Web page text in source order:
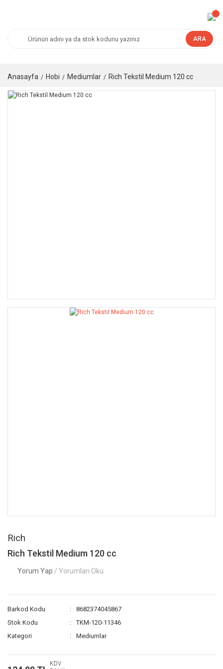
ARA
Anasayfa Hobi Mediumlar Rich Tekstil Medium 120 cc
Rich
Rich Tekstil Medium 120 cc
Yorum Yap / Yorumları Oku
Barkod Kodu
8682374045867
Stok Kodu
TKM-120-11346
Kategori
Mediumlar
KDV